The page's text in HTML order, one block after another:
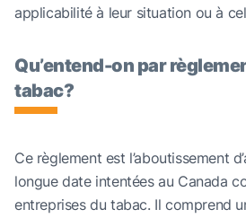
applicabilité à leur situation ou à
Qu’entend-on par
tabac?
Ce règlement est l’aboutissement
longue date intentées au Canada
entreprises du tabac. Il comprend